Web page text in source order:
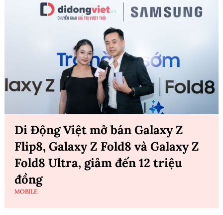
Di Động Việt mở bán Galaxy Z
Flip8, Galaxy Z Fold8 và Galaxy Z
Fold8 Ultra, giảm đến 12 triệu
đồng
MOBILE